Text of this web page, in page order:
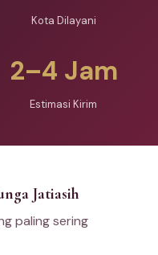
Kota Dilayani
2–4 Jam
Estimasi Kirim
Jatiasih
paling sering